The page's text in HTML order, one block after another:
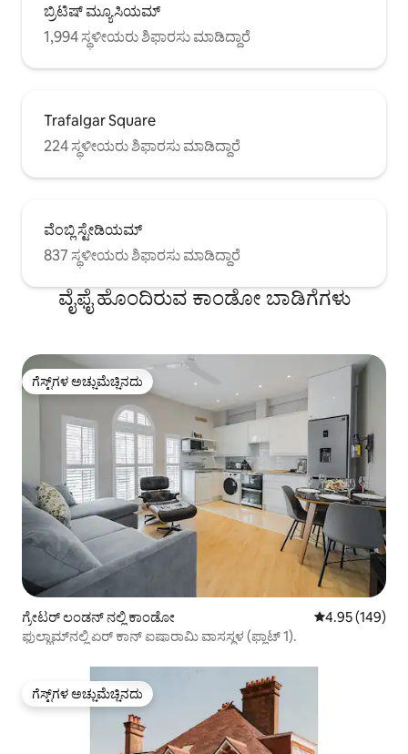
ಬ್ರಿಟಿಷ್ ಮ್ಯೂಸಿಯಮ್
1,994 ಸ್ಥಳೀಯರು ಶಿಫಾರಸು ಮಾಡಿದ್ದಾರೆ
Trafalgar Square
224 ಸ್ಥಳೀಯರು ಶಿಫಾರಸು ಮಾಡಿದ್ದಾರೆ
ವೆಂಬ್ಲಿ ಸ್ಟೇಡಿಯಮ್
837 ಸ್ಥಳೀಯರು ಶಿಫಾರಸು ಮಾಡಿದ್ದಾರೆ
ವೈಫೈ ಹೊಂದಿರುವ ಕಾಂಡೋ ಬಾಡಿಗೆಗಳು
ಗೆಸ್ಟ್‌ಗಳ ಅಚ್ಚುಮೆಚ್ಚಿನದು
ಗೆಸ್ಟ್‌ಗಳ ಅಚ್ಚುಮೆಚ್ಚಿನದು
ಗ್ರೇಟರ್ ಲಂಡನ್ ನಲ್ಲಿ ಕಾಂಡೋ 5 ರಲ್ಲಿ 4.95
4.95 (149)
ಫುಲ್ಹಾಮ್‌ನಲ್ಲಿ ಏರ್ ಕಾನ್ ಐಷಾರಾಮಿ ವಾಸಸ್ಥಳ (ಫ್ಲಾಟ್ 1).
ಗೆಸ್ಟ್‌ಗಳ ಅಚ್ಚುಮೆಚ್ಚಿನದು
ಗೆಸ್ಟ್‌ಗಳ ಅಚ್ಚುಮೆಚ್ಚಿನದು